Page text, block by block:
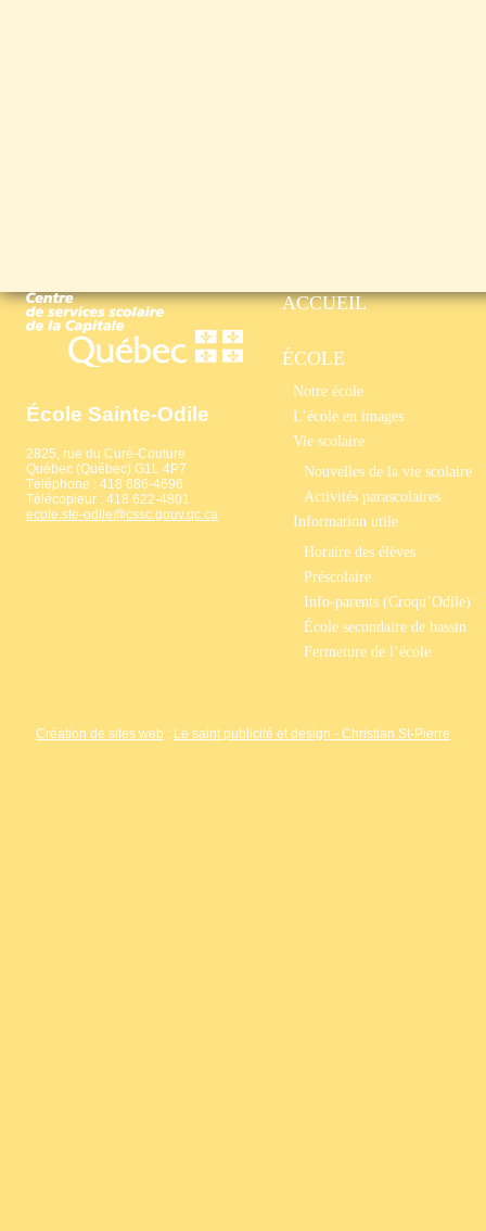
École Sainte-Odile
2825, rue du Curé-Couture
Québec (Québec) G1L 4P7
Téléphone : 418 686-4696
Télécopieur : 418 622-4801
ecole.ste-odile@cssc.gouv.qc.ca
ACCUEIL
ÉCOLE
Notre école
L’école en images
Vie scolaire
Nouvelles de la vie scolaire
Activités parascolaires
Information utile
Horaire des élèves
Préscolaire
Info-parents (Croqu’Odile)
École secondaire de bassin
Fermeture de l’école
Création de sites web : Le saint publicité et design - Christian St-Pierre